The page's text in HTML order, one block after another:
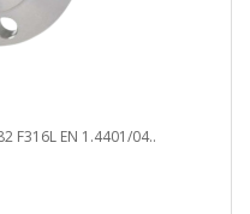
F316L EN 1.4401/04..